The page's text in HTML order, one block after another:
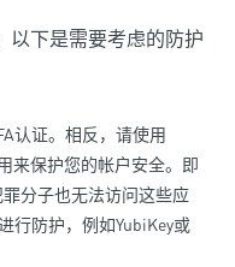
以下是需要考虑的防护
认证。相反，请使用
来保护您的帐户安全。即
分子也无法访问这些应
行防护，例如YubiKey或